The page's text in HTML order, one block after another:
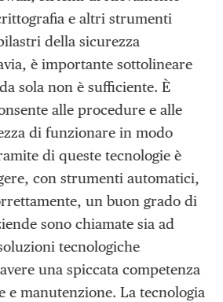
e altri strumenti
della sicurezza
è importante sottolineare
sola non è sufficiente. È
alle procedure e alle
di funzionare in modo
di queste tecnologie è
con strumenti automatici,
un buon grado di
sono chiamate sia ad
tecnologiche
una spiccata competenza
e manutenzione. La tecnologia